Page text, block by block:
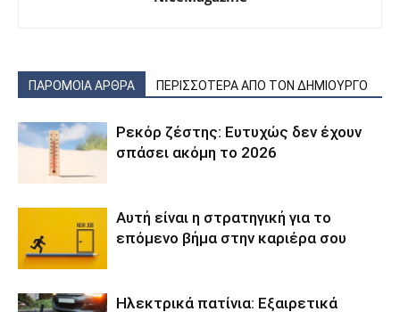
ΠΑΡΟΜΟΙΑ ΑΡΘΡΑ ΠΕΡΙΣΣΟΤΕΡΑ ΑΠΟ ΤΟΝ ΔΗΜΙΟΥΡΓΟ
Ρεκόρ ζέστης: Ευτυχώς δεν έχουν
σπάσει ακόμη το 2026
Αυτή είναι η στρατηγική για το
επόμενο βήμα στην καριέρα σου
Ηλεκτρικά πατίνια: Εξαιρετικά